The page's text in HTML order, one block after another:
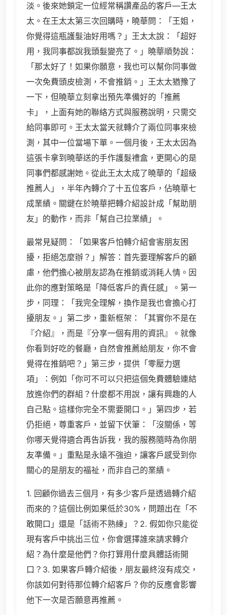
淡。後來她鎖定一位經常稱讚產品的客戶—王太
太。在王太太第三次回購時，曉華問：「王姐，
你覺得這瓶護髮油好用嗎？」王太太說：「超好
用，我同事都說我頭髮變亮了。」曉華順勢說：
「那太好了！如果你願意，我也可以幫你同事做
一次免費頭皮檢測，不會推銷。」王太太猶豫了
一下，但曉華立刻拿出預先準備好的「推薦
卡」，上面有她的聯絡方式與服務說明，只需交
給同事即可。王太太當天就轉介了兩位同事來檢
測，其中一位當場下單。一個月後，王太太因為
這張卡拿到曉華送的手作護髮禮盒，更開心的是
同事們都感謝她。從此王太太成了曉華的「超級
推薦人」，半年內轉介了十五位客戶，佔曉華七
成業績。關鍵在於曉華把轉介紹設計成「幫助朋
友」的動作，而非「幫自己拉業績」。
最常見疑問：「如果客戶怕轉介紹會害朋友困
擾，拒絕怎麼辦？」解答：首先要理解客戶的顧
慮，他們擔心被朋友認為在推銷或消耗人情。因
此你的應對策略是「降低客戶的責任感」。第一
步，同理：「我完全理解，換作是我也會擔心打
擾朋友。」第二步，重新框架：「其實你不是在
『介紹』，而是『分享一個有用的資訊』。就像
你看到好吃的餐廳，自然會推薦給朋友，你不會
覺得在推銷吧？」第三步，提供「零壓力選
項」：例如「你可不可以只把這個免費體驗連結
放進你們的群組？什麼都不用說，讓有興趣的人
自己點。這樣你完全不需要開口。」第四步，若
仍拒絕，尊重客戶，並留下伏筆：「沒關係，等
你哪天覺得適合再告訴我，我的服務隨時為你朋
友準備。」重點是永遠不強迫，讓客戶感受到你
關心的是朋友的福祉，而非自己的業績。
1. 回顧你過去三個月，有多少客戶是透過轉介紹
而來的？這個比例如果低於30%，問題出在「不
敢開口」還是「話術不熟練」？2. 假如你只能從
現有客戶中挑出三位，你會選擇誰來請求轉介
紹？為什麼是他們？你打算用什麼具體話術開
口？3. 如果客戶轉介紹後，朋友最終沒有成交，
你該如何對待那位轉介紹客戶？你的反應會影響
他下一次是否願意再推薦。